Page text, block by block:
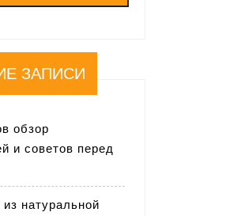
ЗАПИСИ
обзор
и советов перед
натуральной